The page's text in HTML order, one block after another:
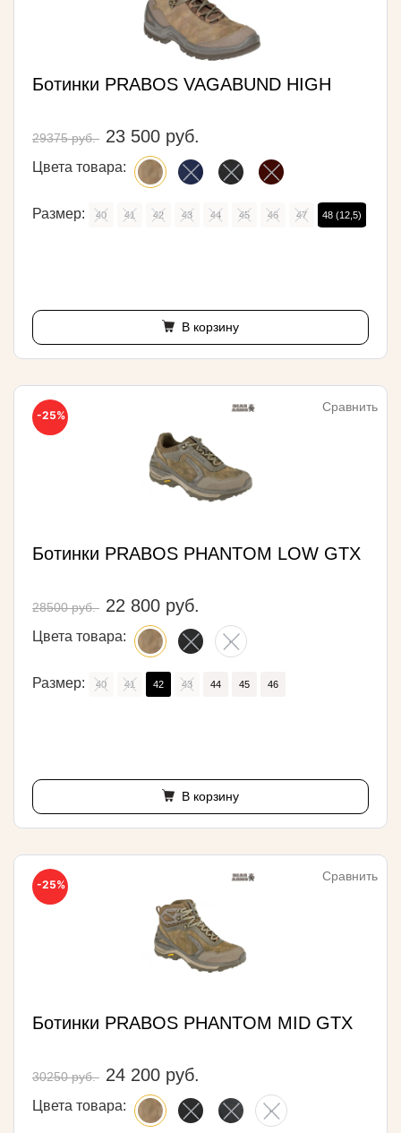
Ботинки PRABOS VAGABUND HIGH
29375 руб. 23 500 руб.
Цвета товара:
Размер: 40 41 42 43 44 45 46 47 48 (12,5)
В корзину
-25%
Сравнить
Ботинки PRABOS PHANTOM LOW GTX
28500 руб. 22 800 руб.
Цвета товара:
Размер: 40 41 42 43 44 45 46
В корзину
-25%
Сравнить
Ботинки PRABOS PHANTOM MID GTX
30250 руб. 24 200 руб.
Цвета товара: